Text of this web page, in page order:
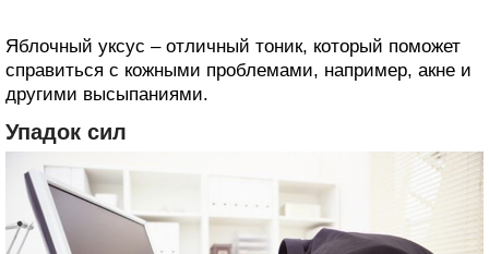
Яблочный уксус – отличный тоник, который поможет
справиться с кожными проблемами, например, акне и
другими высыпаниями.
Упадок сил